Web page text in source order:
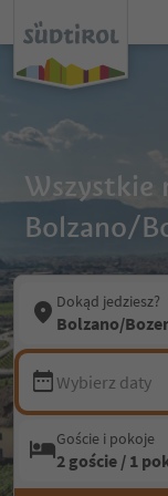
Wszystkie
Bolzano/
Dokąd jedziesz?
Bolzano/
Wybierz daty
Goście i pokoje
2 goście / 1